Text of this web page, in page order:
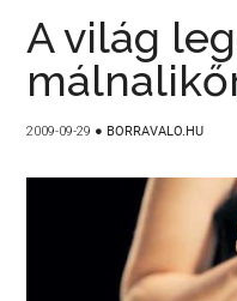
A világ
2009-09-29 ● BORRAVALO.HU